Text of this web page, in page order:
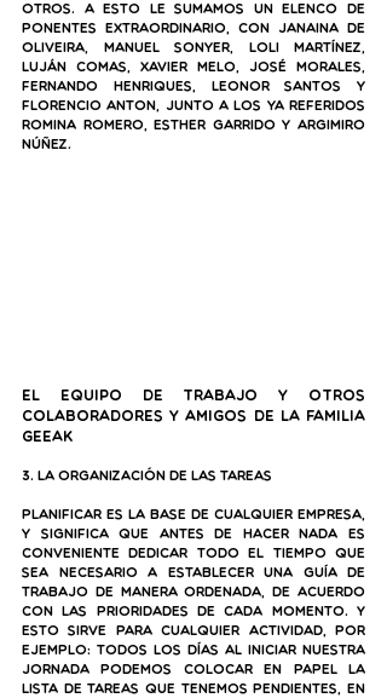
otros. A esto le sumamos un elenco de
ponentes extraordinario, con Janaina de
Oliveira, Manuel Sonyer, Loli Martínez,
Luján Comas, Xavier Melo, José Morales,
Fernando Henriques, Leonor Santos y
Florencio Anton, junto a los ya referidos
Romina Romero, Esther Garrido y Argimiro
Núñez.
El equipo de trabajo y otros
colaboradores y amigos de la familia
Geeak
3. La organización de las tareas
Planificar es la base de cualquier empresa,
y significa que antes de hacer nada es
conveniente dedicar todo el tiempo que
sea necesario a establecer una guía de
trabajo de manera ordenada, de acuerdo
con las prioridades de cada momento. Y
esto sirve para cualquier actividad, por
ejemplo: todos los días al iniciar nuestra
jornada podemos colocar en papel la
lista de tareas que tenemos pendientes, en